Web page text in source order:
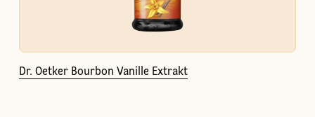
Dr. Oetker Bourbon Vanille Extrakt